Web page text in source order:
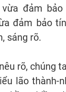
đảm bảo
đảm bảo
sáng rõ.
rõ, chúng
lão thành-